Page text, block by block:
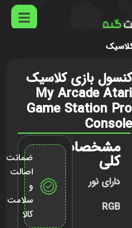
کنسول بازی کلاسیک
My Arcade Atari
Game Station Pro
Console
مشخصات
کلی
دارای نور
RGB
ضمانت
اصالت
و
سلامت
کالا